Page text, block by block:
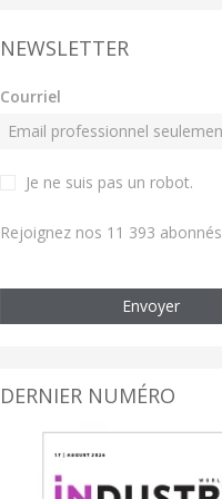
NEWSLETTER
Courriel
Je ne suis pas un robot.
Rejoignez nos 11 393 abonnés
Envoyer
DERNIER NUMÉRO